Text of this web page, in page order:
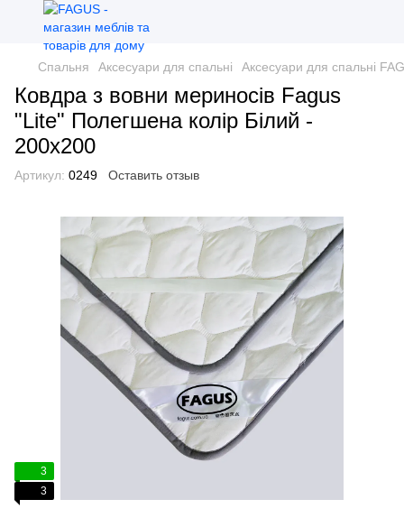
Спальня Аксесуари для спальні Аксесуари для спальні
Ковдра з вовни мериносів Fagus
"Lite" Полегшена колір Білий -
200х200
Артикул: 0249 Оставить отзыв
3
3